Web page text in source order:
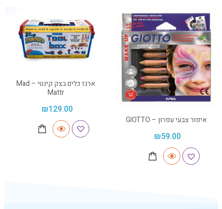
איפור צבעי עפרון – GIOTTO
₪59.00
ארגז כלים בצק קינטי – Mad
Mattr
₪129.00